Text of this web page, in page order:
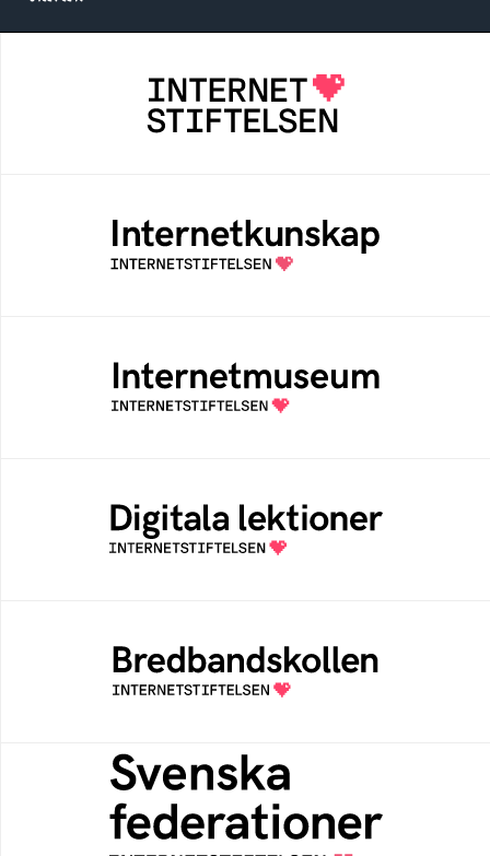
Internetstiftelsen verkar för ett internet som
bidrar positivt till människan och samhället
Samlad kunskap som hjälper dig att bli en
säker och medveten internetanvändare
Ett digitalt museum som byggts, och kureras
av Internetstiftelsen
Öppen digital lärresurs med färdiga lektioner
för alla stadier i grundskolan
Bredbandskollen är ett oberoende
konsumentverktyg som drivs av
Internetstiftelsen
Svenska federationer
Grunden för medlemskap i en sektors- eller
kontextspecifik federation